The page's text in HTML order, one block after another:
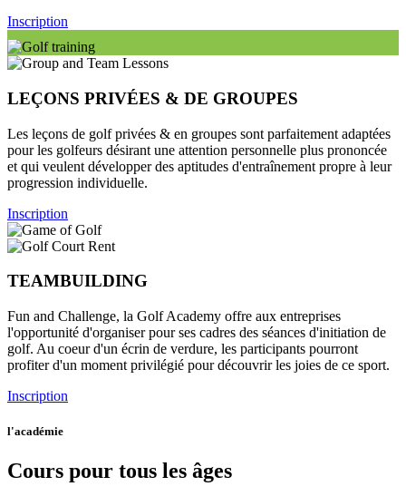
Inscription
LEÇONS PRIVÉES & DE GROUPES
Les leçons de golf privées & en groupes sont parfaitement adaptées
pour les golfeurs désirant une attention personnelle plus prononcée
et qui veulent développer des aptitudes d'entraînement propre à leur
progression individuelle.
Inscription
TEAMBUILDING
Fun and Challenge, la Golf Academy offre aux entreprises
l'opportunité d'organiser pour ses cadres des séances d'initiation de
golf. Au coeur d'un écrin de verdure, les participants pourront
profiter d'un moment privilégié pour découvrir les joies de ce sport.
Inscription
l'académie
Cours pour tous les âges